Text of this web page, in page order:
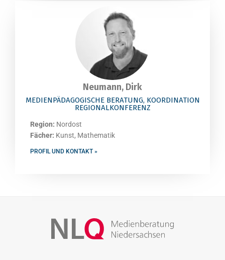
Neumann, Dirk
MEDIENPÄDAGOGISCHE BERATUNG, KOORDINATION
REGIONALKONFERENZ
Region: Nordost
Fächer: Kunst, Mathematik
PROFIL UND KONTAKT »